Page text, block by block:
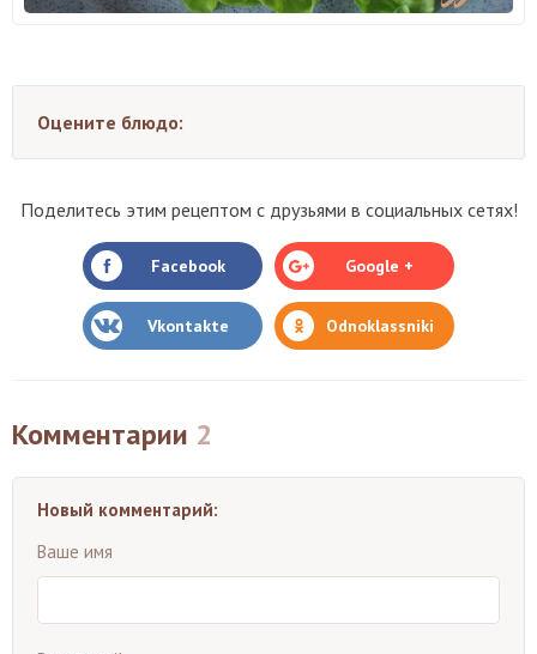
Оцените блюдо:
Поделитесь этим рецептом с друзьями в социальных сетях!
Facebook Google +
Vkontakte Odnoklassniki
Комментарии 2
Новый комментарий:
Ваше имя